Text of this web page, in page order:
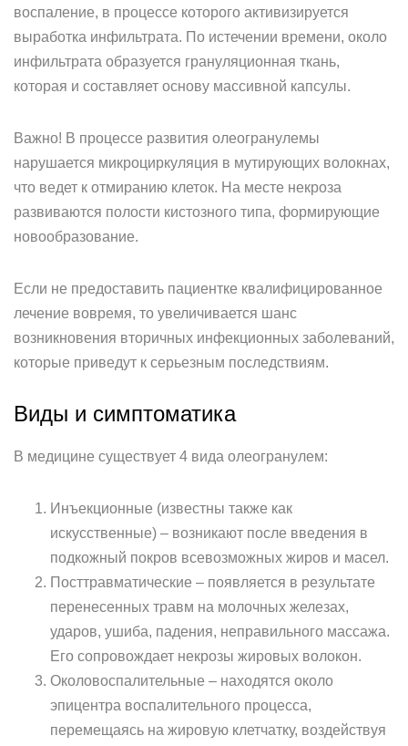
воспаление, в процессе которого активизируется
выработка инфильтрата. По истечении времени, около
инфильтрата образуется грануляционная ткань,
которая и составляет основу массивной капсулы.
Важно! В процессе развития олеогранулемы
нарушается микроциркуляция в мутирующих волокнах,
что ведет к отмиранию клеток. На месте некроза
развиваются полости кистозного типа, формирующие
новообразование.
Если не предоставить пациентке квалифицированное
лечение вовремя, то увеличивается шанс
возникновения вторичных инфекционных заболеваний,
которые приведут к серьезным последствиям.
Виды и симптоматика
В медицине существует 4 вида олеогранулем:
Инъекционные (известны также как
искусственные) – возникают после введения в
подкожный покров всевозможных жиров и масел.
Посттравматические – появляется в результате
перенесенных травм на молочных железах,
ударов, ушиба, падения, неправильного массажа.
Его сопровождает некрозы жировых волокон.
Околовоспалительные – находятся около
эпицентра воспалительного процесса,
перемещаясь на жировую клетчатку, воздействуя